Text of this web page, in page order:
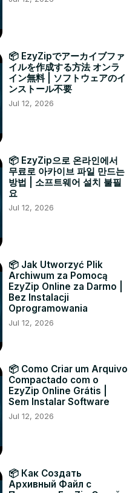
📦 EzyZipでアーカイブファ
イルを作成する方法 オンラ
イン無料 | ソフトウェアのイ
ンストール不要
Jul 12, 2026
📦 EzyZip으로 온라인에서
무료로 아카이브 파일 만드는
방법 | 소프트웨어 설치 불필
요
Jul 12, 2026
📦 Jak Utworzyć Plik
Archiwum za Pomocą
EzyZip Online za Darmo |
Bez Instalacji
Oprogramowania
Jul 12, 2026
📦 Como Criar um Arquivo
Compactado com o
EzyZip Online Grátis |
Sem Instalar Software
Jul 12, 2026
📦 Как Создать
Архивный Файл с